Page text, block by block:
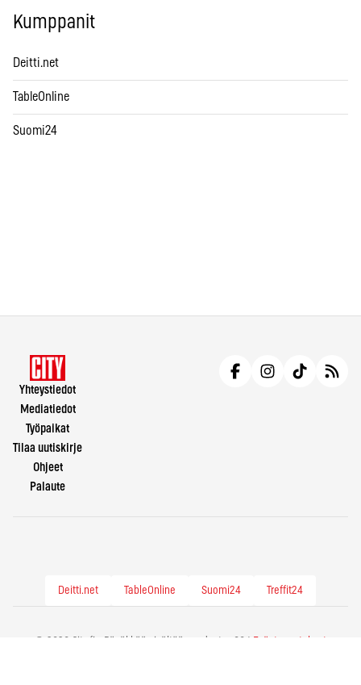
Kumppanit
Deitti.net
TableOnline
Suomi24
Yhteystiedot
Mediatiedot
Työpaikat
Tilaa uutiskirje
Ohjeet
Palaute
Deitti.net TableOnline Suomi24 Treffit24